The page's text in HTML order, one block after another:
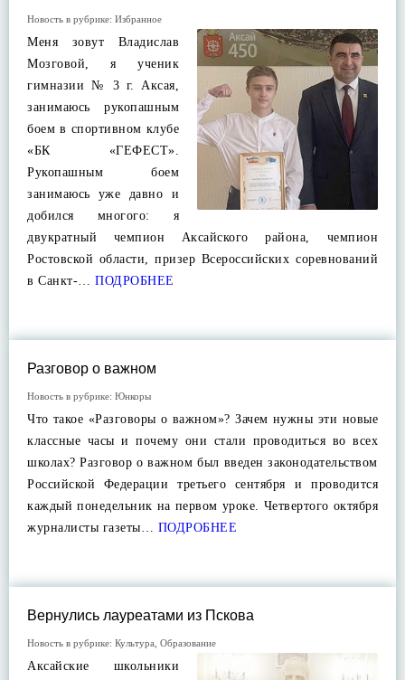
Новость в рубрике: Избранное
Меня зовут Владислав
Мозговой, я ученик
гимназии № 3 г. Аксая,
занимаюсь рукопашным
боем в спортивном клубе
«БК «ГЕФЕСТ».
Рукопашным боем
занимаюсь уже давно и
добился многого: я
двукратный чемпион Аксайского района, чемпион
Ростовской области, призер Всероссийских соревнований
в Санкт-… ПОДРОБНЕЕ
Разговор о важном
Новость в рубрике: Юнкоры
Что такое «Разговоры о важном»? Зачем нужны эти новые
классные часы и почему они стали проводиться во всех
школах? Разговор о важном был введен законодательством
Российской Федерации третьего сентября и проводится
каждый понедельник на первом уроке. Четвертого октября
журналисты газеты… ПОДРОБНЕЕ
Вернулись лауреатами из Пскова
Новость в рубрике: Культура Образование
Аксайские школьники